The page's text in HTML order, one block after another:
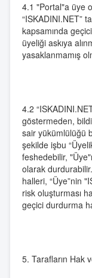
4.1 "Portal"a üye
“ISKADINI.NET”
kapsamında
üyeliği askıya
yasaklanmamış
4.2
göstermeden,
sair yükümlülüğü
şekilde işbu
feshedebilir,
olarak
halleri, “Üye”nin
risk oluşturması
geçici durdurma
5. Tarafların Hak